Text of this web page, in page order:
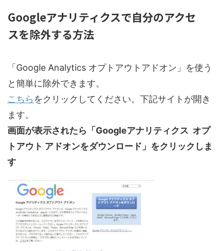
Googleアナリティクスで自分のアクセ
スを除外する方法
「Google Analytics オプトアウトアドオン」を使う
と簡単に除外できます。
こちら をクリックしてください。下記サイトが開き
ます。
画面が表示されたら「Googleアナリティクス オプ
トアウト アドオンをダウンロード」をクリックしま
す